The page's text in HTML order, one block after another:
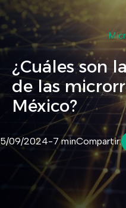
¿Cuáles son
de las
México?
5/09/2024-7 minCompartir: